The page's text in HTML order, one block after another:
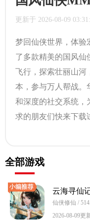
更新于 2026-08-09
梦回仙侠世界，体验
了多款精美的国风仙
飞行，探索壮丽山河
本，参与万人帮战。
和深度的社交系统，
求的朋友们快来下载
全部游戏
云海寻仙
仙侠修仙 /
2026-08-09更